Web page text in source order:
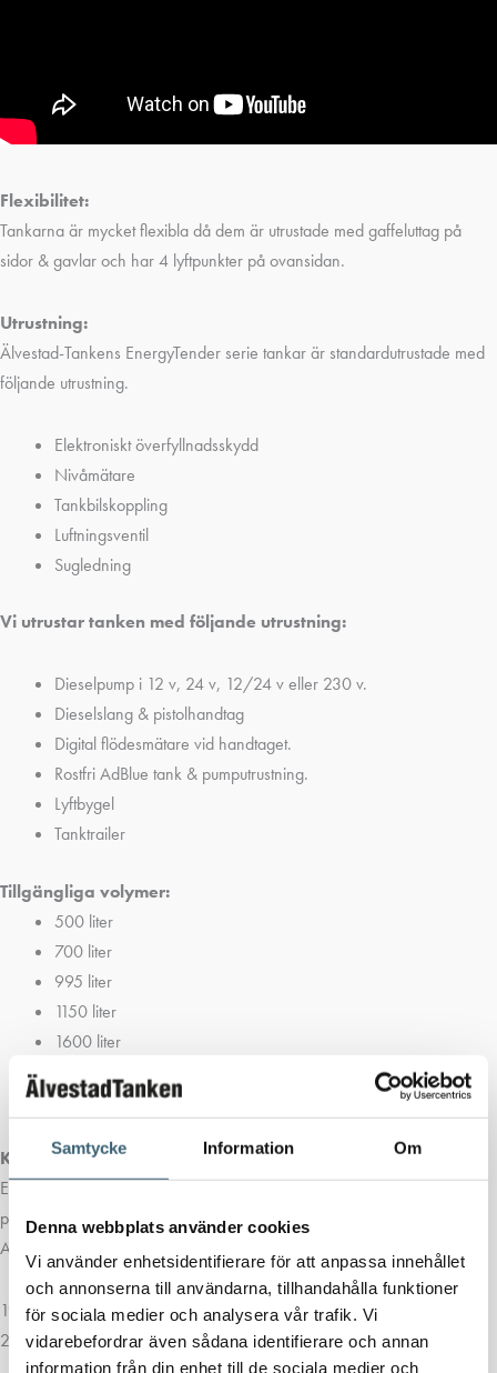
Samtycke Information Om
Denna webbplats använder cookies
Vi använder enhetsidentifierare för att anpassa innehållet
och annonserna till användarna, tillhandahålla funktioner
för sociala medier och analysera vår trafik. Vi
vidarebefordrar även sådana identifierare och annan
information från din enhet till de sociala medier och
Flexibilitet:
Tankarna är mycket flexibla då dem är utrustade med gaffeluttag på
sidor & gavlar och har 4 lyftpunkter på ovansidan.
Utrustning:
Älvestad-Tankens EnergyTender serie tankar är standardutrustade med
följande utrustning.
Elektroniskt överfyllnadsskydd
Nivåmätare
Tankbilskoppling
Luftningsventil
Sugledning
Vi utrustar tanken med följande utrustning:
Dieselpump i 12 v, 24 v, 12/24 v eller 230 v.
Dieselslang & pistolhandtag
Digital flödesmätare vid handtaget.
Rostfri AdBlue tank & pumputrustning.
Lyftbygel
Tanktrailer
Tillgängliga volymer:
500 liter
700 liter
995 liter
1150 liter
1600 liter
3000 liter (tillgänglig i 3 olika versioner)
Kombitank Diesel/ AdBlue:
EnergyTender serien kan utrustas med rostfri AdBlue tank med
pumputrustning. Exempel på tank med 2200 liter som standard efter att
AdBlue tank är installerad.
1940 liter Diesel volym
260 liter AdBlue volym